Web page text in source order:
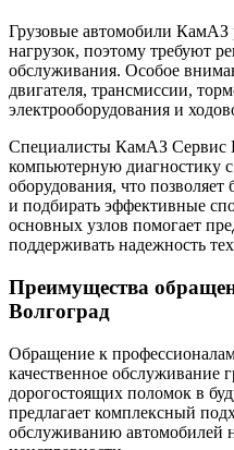
Грузовые автомобили КамАЗ
нагрузок, поэтому требуют
обслуживания. Особое
двигателя, трансмиссии,
электрооборудования и
Специалисты КамАЗ Сервис
компьютерную диагностику
оборудования, что
и подбирать эффективные
основных узлов помогает
поддерживать надежность
Преимущества
Волгоград
Обращение к
качественное обслуживание
дорогостоящих поломок в
предлагает комплексный
обслуживанию автомобилей